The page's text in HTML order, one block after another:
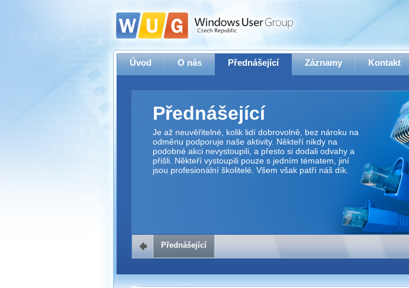
Úvod O nás Přednášející Záznamy Kontakt
Přednášející
Je až neuvěřitelné, kolik lidí dobrovolně, bez nároku na
odměnu podporuje naše aktivity. Někteří nikdy na
podobné akci nevystoupili, a přesto si dodali odvahy a
přišli. Někteří vystoupili pouze s jedním tématem, jiní
jsou profesionální školitelé. Všem však patří náš dík.
Přednášející